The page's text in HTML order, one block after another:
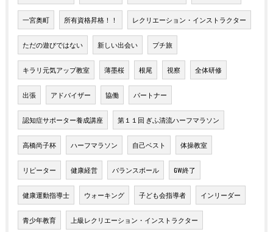
一宮奥町 所有資格昇格！！ レクリエーション・インストラクター
ただの遊びではない 新しい出会い プチ旅
キラリ元気アップ教室 薄墨桜 根尾 視察 全体研修
出張 アドバイザー 協働 パートナー
認知症サポーター養成講座 第１１回 ぎふ清流ハーフマラソン
高橋尚子杯 ハーフマラソン 自己ベスト 体操教室
リピーター 健康経営 バランスボール GW終了
健康運動指導士 ウォーキング 子ども会指導者 インリーダー
青少年教育 上級レクリエーション・インストラクター